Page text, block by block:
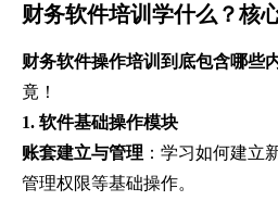
财务软件培训学什么？核
财务软件操作培训到底包含哪些
竟！
1. 软件基础操作模块
账套建立与管理 ：学习如何建立
管理权限等基础操作。